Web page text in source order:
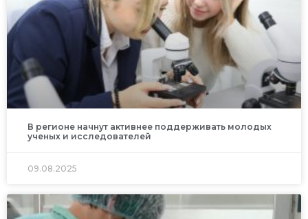
В регионе начнут активнее поддерживать молодых
ученых и исследователей
09.08.2025